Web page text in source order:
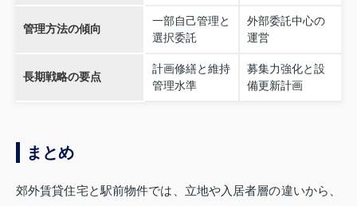
管理方法の傾向
一部自己管理と
選択委託
外部委託中心の
運営
長期戦略の要点
計画修繕と維持
管理水準
募集力強化と設
備更新計画
まとめ
郊外賃貸住宅と駅前物件では、立地や入居者層の違いから、